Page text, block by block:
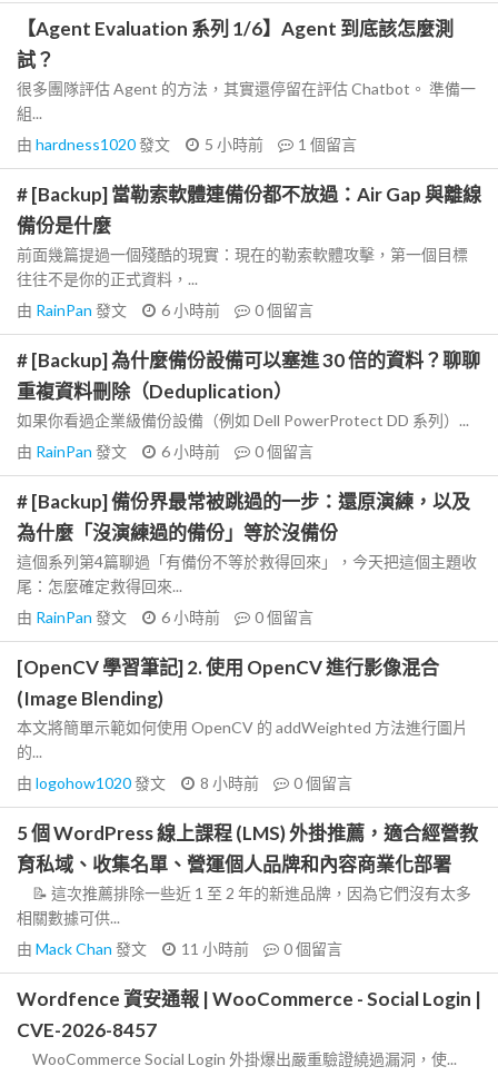
【Agent Evaluation 系列 1/6】Agent 到底該怎麼測
試？
很多團隊評估 Agent 的方法，其實還停留在評估 Chatbot。 準備一
組...
由 hardness1020發文 5 小時前 1 個留言
# [Backup] 當勒索軟體連備份都不放過：Air Gap 與離線
備份是什麼
前面幾篇提過一個殘酷的現實：現在的勒索軟體攻擊，第一個目標
往往不是你的正式資料，...
由 RainPan 發文 6 小時前 0個留言
# [Backup] 為什麼備份設備可以塞進 30 倍的資料？聊聊
重複資料刪除（Deduplication）
如果你看過企業級備份設備（例如 Dell PowerProtect DD 系列）...
由 RainPan 發文 6 小時前 0個留言
# [Backup] 備份界最常被跳過的一步：還原演練，以及
為什麼「沒演練過的備份」等於沒備份
這個系列第4篇聊過「有備份不等於救得回來」，今天把這個主題收
尾：怎麼確定救得回來...
由 RainPan 發文 6 小時前 0個留言
[OpenCV 學習筆記] 2. 使用 OpenCV 進行影像混合
(Image Blending)
本文將簡單示範如何使用 OpenCV 的 addWeighted 方法進行圖片
的...
由 logohow1020發文 8 小時前 0個留言
5 個 WordPress 線上課程 (LMS) 外掛推薦，適合經營教
育私域、收集名單、營運個人品牌和內容商業化部署
📝 這次推薦排除一些近 1 至 2 年的新進品牌，因為它們沒有太多
相關數據可供...
由 Mack Chan 發文 11 小時前 0個留言
Wordfence 資安通報 | WooCommerce - Social Login |
CVE-2026-8457
WooCommerce Social Login 外掛爆出嚴重驗證繞過漏洞，使...